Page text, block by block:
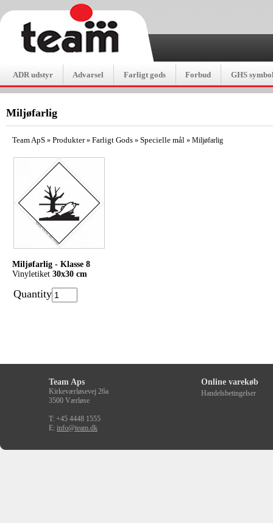
ADR udstyr Advarsel Farligt gods Forbud GHS
Miljøfarlig
Team ApS » Produkter» Farligt Gods » Specielle mål » Miljøfarlig
Miljøfarlig - Klasse 8
Vinyletiket 30x30 cm
Quantity
Team Aps
Kirkeværløsevej 26a
3500 Værløse
T: +45 4448 1555
E: info@team.dk
Online varekøb
Handelsbetingelser